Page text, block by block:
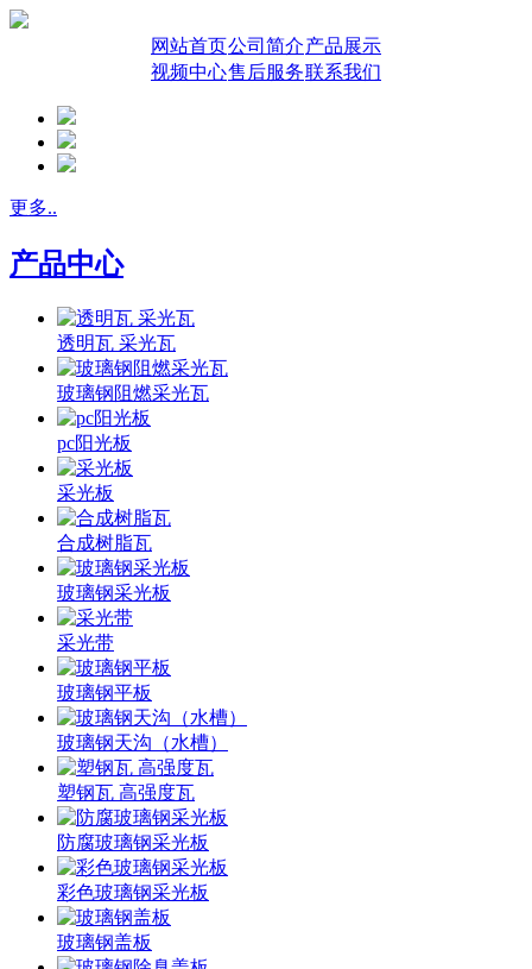
网站首页公司简介产品展示
视频中心售后服务联系我们
更多..
产品中心
透明瓦 采光瓦
玻璃钢阻燃采光瓦
pc阳光板
采光板
合成树脂瓦
玻璃钢采光板
采光带
玻璃钢平板
玻璃钢天沟（水槽）
塑钢瓦 高强度瓦
防腐玻璃钢采光板
彩色玻璃钢采光板
玻璃钢盖板